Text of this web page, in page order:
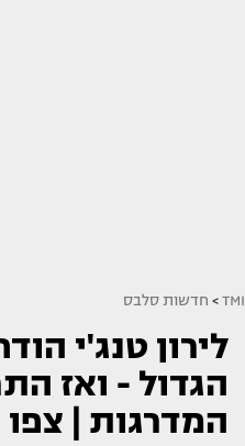
TMI
> חדשות סלבס
לירון טנג'י
הגדול - ואז
המדרגות | צפו